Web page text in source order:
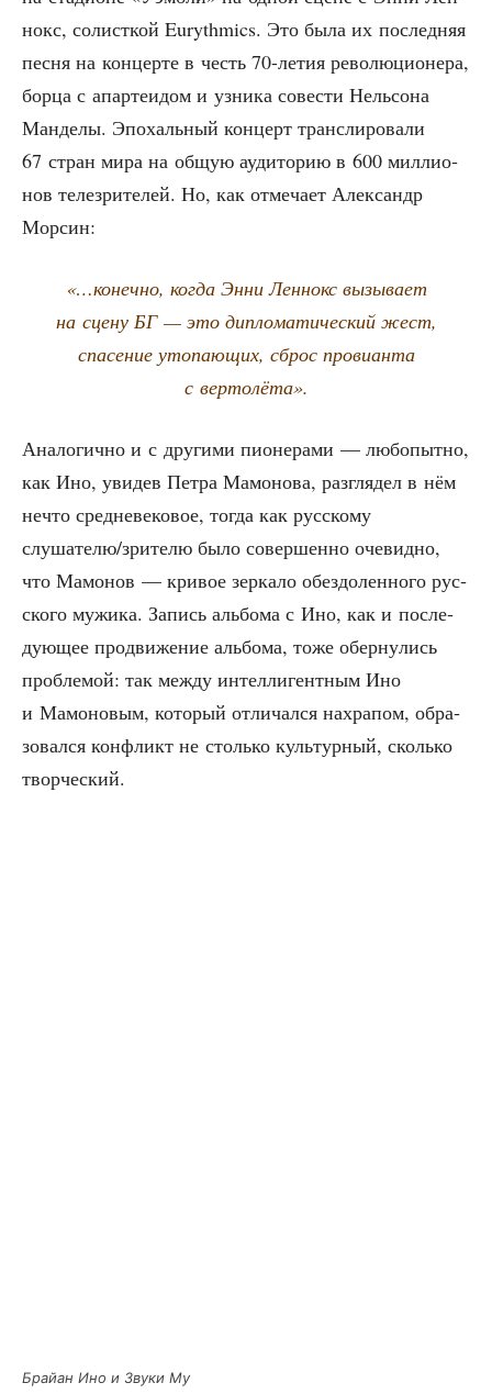
нокс, солист­кой Eurythmics. Это была их послед­няя
пес­ня на кон­цер­те в честь 70-летия рево­лю­ци­о­не­ра,
бор­ца с апар­те­идом и узни­ка сове­сти Нель­со­на
Ман­де­лы. Эпо­халь­ный кон­церт транс­ли­ро­ва­ли
67 стран мира на общую ауди­то­рию в 600 мил­ли­о­
нов теле­зри­те­лей. Но, как отме­ча­ет Алек­сандр
Морсин:
«…конеч­но, когда Энни Лен­нокс вызы­ва­ет
на сце­ну БГ — это дипло­ма­ти­че­ский жест,
спа­се­ние уто­па­ю­щих, сброс про­ви­ан­та
с вертолёта».
Ана­ло­гич­но и с дру­ги­ми пио­не­ра­ми — любо­пыт­но,
как Ино, уви­дев Пет­ра Мамо­но­ва, раз­гля­дел в нём
нечто сред­не­ве­ко­вое, тогда как рус­ско­му
слушателю/зрителю было совер­шен­но оче­вид­но,
что Мамо­нов — кри­вое зер­ка­ло обез­до­лен­но­го рус­
ско­го мужи­ка. Запись аль­бо­ма с Ино, как и после­
ду­ю­щее про­дви­же­ние аль­бо­ма, тоже обер­ну­лись
про­бле­мой: так меж­ду интел­ли­гент­ным Ино
и Мамо­но­вым, кото­рый отли­чал­ся нахра­пом, обра­
зо­вал­ся кон­фликт не столь­ко куль­тур­ный, сколь­ко
творческий.
Брай­ан Ино и Зву­ки Му